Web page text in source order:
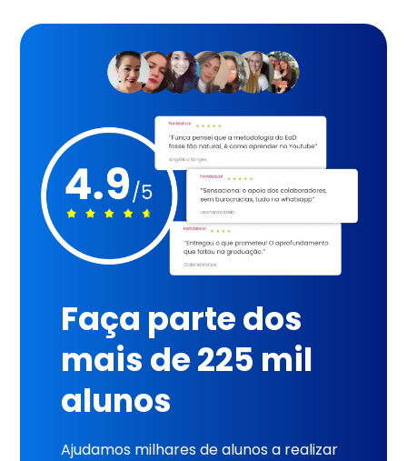
Faça parte dos
mais de 225 mil
alunos
Ajudamos milhares de alunos a realizar